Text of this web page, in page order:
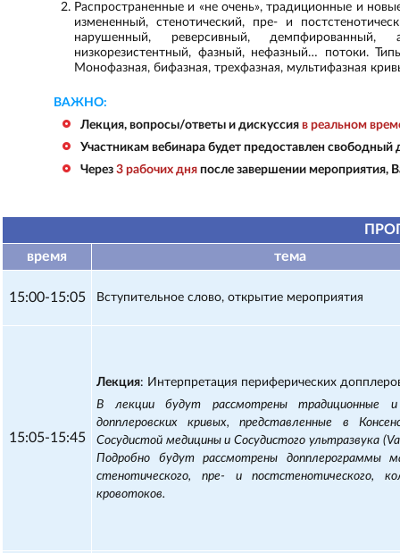
Распространенные и «не очень», традиционные и
измененный, стенотический, пре- и
нарушенный, реверсивный, демпфированный,
низкорезистентный, фазный, нефазный… потоки.
Монофазная, бифазная, трехфазная, мультифазная
ВАЖНО:
Лекция, вопросы/ответы и дискуссия в реальном
Участникам вебинара будет предоставлен
Через 3 рабочих дня после завершении мероприятия,
время
тема
15:00-15:05 Вступительное слово, открытие мероприятия
15:05-15:45
Лекция: Интерпретация периферических
В лекции будут рассмотрены традиционные
допплеровских кривых, представленные в
Сосудистой медицины и Сосудистого ультразвука
Подробно будут рассмотрены допплерограммы
стенотического, пре- и постстенотического,
кровотоков.